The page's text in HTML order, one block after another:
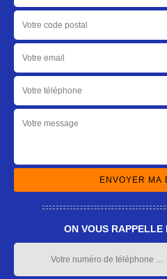
ON VOUS RAPPELLE